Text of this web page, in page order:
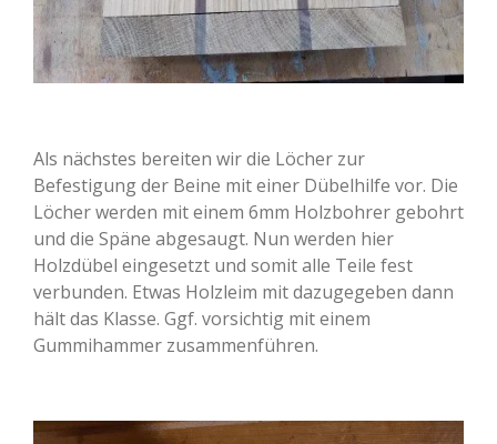
Als nächstes bereiten wir die Löcher zur
Befestigung der Beine mit einer Dübelhilfe vor. Die
Löcher werden mit einem 6mm Holzbohrer gebohrt
und die Späne abgesaugt. Nun werden hier
Holzdübel eingesetzt und somit alle Teile fest
verbunden. Etwas Holzleim mit dazugegeben dann
hält das Klasse. Ggf. vorsichtig mit einem
Gummihammer zusammenführen.